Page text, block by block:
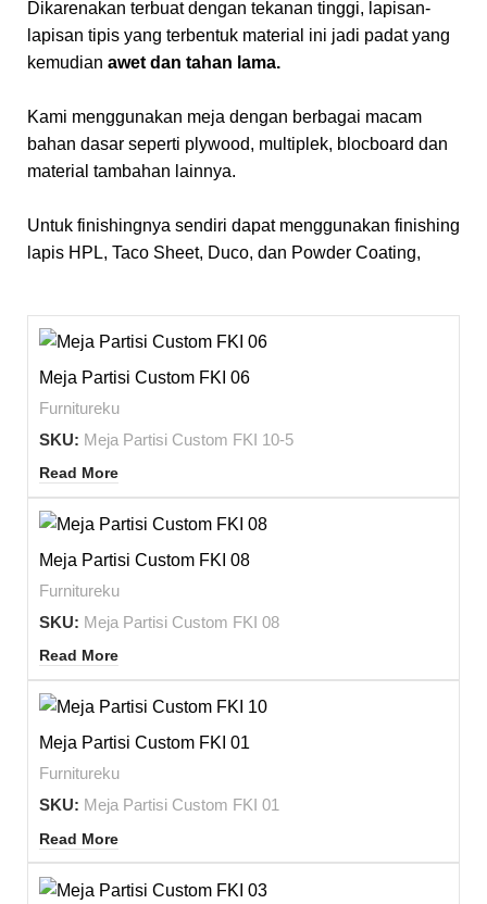
Dikarenakan terbuat dengan tekanan tinggi, lapisan-
lapisan tipis yang terbentuk material ini jadi padat yang
kemudian awet dan tahan lama.
Kami menggunakan meja dengan berbagai macam
bahan dasar seperti plywood, multiplek, blocboard dan
material tambahan lainnya.
Untuk finishingnya sendiri dapat menggunakan finishing
lapis HPL, Taco Sheet, Duco, dan Powder Coating,
Meja Partisi Custom FKI 06
Furnitureku
SKU: Meja Partisi Custom FKI 10-5
Read More
Meja Partisi Custom FKI 08
Furnitureku
SKU: Meja Partisi Custom FKI 08
Read More
Meja Partisi Custom FKI 01
Furnitureku
SKU: Meja Partisi Custom FKI 01
Read More